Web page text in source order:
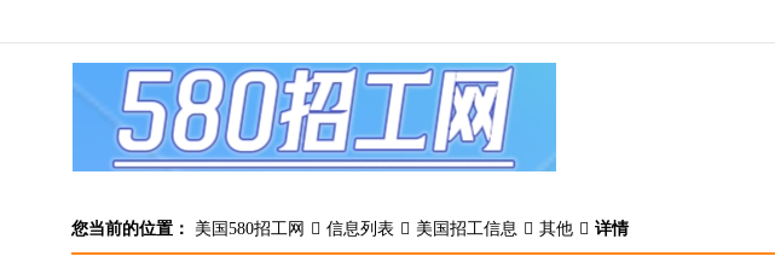
您当前的位置： 美国580招工网 信息列表 美国招工信息 其他 详情